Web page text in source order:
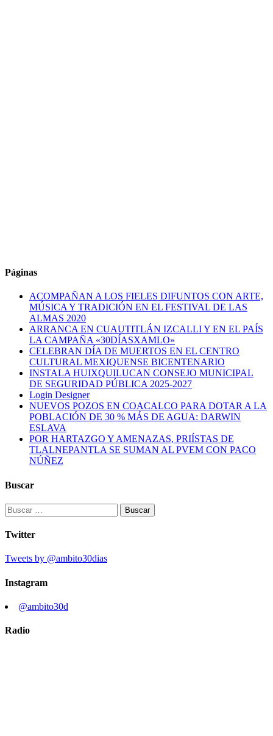
Páginas
ACOMPAÑAN A LOS FIELES DIFUNTOS CON ARTE,
MÚSICA Y TRADICIÓN EN EL FESTIVAL DE LAS
ALMAS 2020
ARRANCA EN CUAUTITLÁN IZCALLI Y EN EL PAÍS
LA CAMPAÑA «30DÍASXAMLO»
CELEBRAN DÍA DE MUERTOS EN EL CENTRO
CULTURAL MEXIQUENSE BICENTENARIO
INSTALA HUIXQUILUCAN CONSEJO MUNICIPAL
DE SEGURIDAD PÚBLICA 2025-2027
Login Designer
NUEVOS POZOS EN COACALCO PARA DOTAR A LA
POBLACIÓN DE 30 % MÁS DE AGUA: DARWIN
ESLAVA
POR HARTAZGO Y AMENAZAS, PRIÍSTAS DE
TLALNEPANTLA SE SUMAN AL PVEM CON PACO
NÚÑEZ
Buscar
Buscar:
Twitter
Tweets by @ambito30dias
Instagram
@ambito30d
Radio